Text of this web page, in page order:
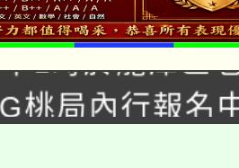
場!
1時於龍潭區
。
桃局內行報名